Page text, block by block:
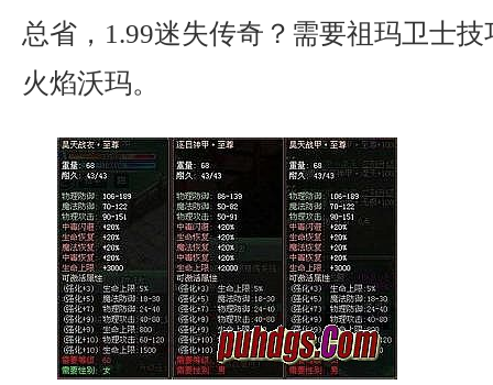
总省，1.99迷失传奇？需要祖玛卫士
火焰沃玛。